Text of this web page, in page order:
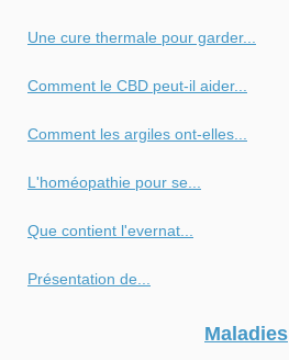
Une cure thermale pour garder...
Comment le CBD peut-il aider...
Comment les argiles ont-elles...
L'homéopathie pour se...
Que contient l'evernat...
Présentation de...
Maladies